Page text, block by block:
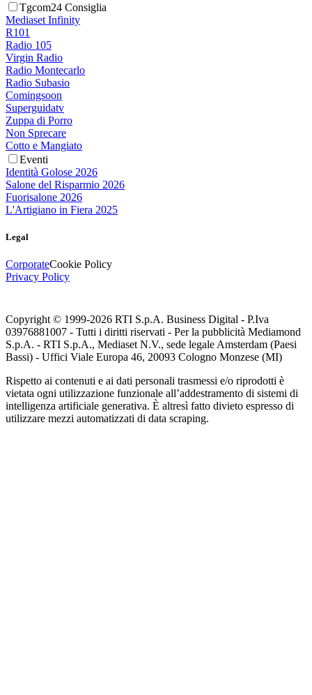
Tgcom24 Consiglia
Mediaset Infinity
R101
Radio 105
Virgin Radio
Radio Montecarlo
Radio Subasio
Comingsoon
Superguidatv
Zuppa di Porro
Non Sprecare
Cotto e Mangiato
Eventi
Identità Golose 2026
Salone del Risparmio 2026
Fuorisalone 2026
L'Artigiano in Fiera 2025
Legal
CorporateCookie Policy
Privacy Policy
Copyright © 1999-2026 RTI S.p.A. Business Digital - P.Iva
03976881007 - Tutti i diritti riservati - Per la pubblicità Mediamond
S.p.A. - RTI S.p.A., Mediaset N.V., sede legale Amsterdam (Paesi
Bassi) - Uffici Viale Europa 46, 20093 Cologno Monzese (MI)
Rispetto ai contenuti e ai dati personali trasmessi e/o riprodotti è
vietata ogni utilizzazione funzionale all’addestramento di sistemi di
intelligenza artificiale generativa. È altresì fatto divieto espresso di
utilizzare mezzi automatizzati di data scraping.